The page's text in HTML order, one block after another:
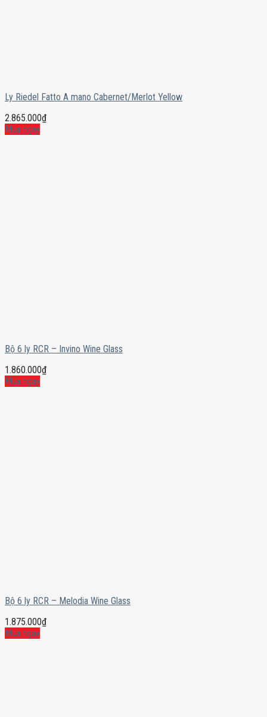
Ly Riedel Fatto A mano Cabernet/Merlot Yellow
2.865.000₫
Mua ngay
Bộ 6 ly RCR – Invino Wine Glass
1.860.000₫
Mua ngay
Bộ 6 ly RCR – Melodia Wine Glass
1.875.000₫
Mua ngay